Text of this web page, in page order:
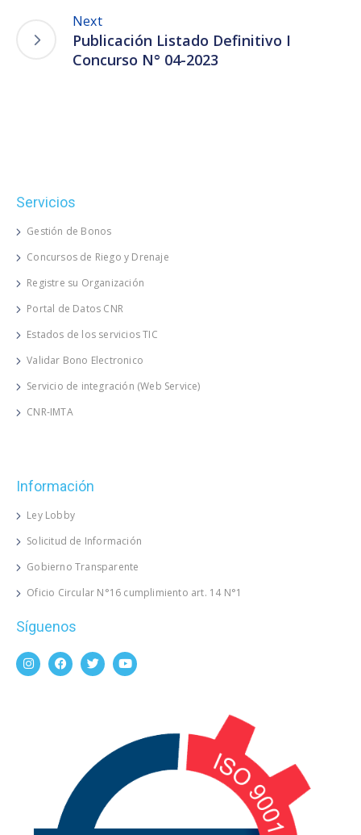
Next
Publicación Listado Definitivo I
Concurso N° 04-2023
Servicios
Gestión de Bonos
Concursos de Riego y Drenaje
Registre su Organización
Portal de Datos CNR
Estados de los servicios TIC
Validar Bono Electronico
Servicio de integración (Web Service)
CNR-IMTA
Información
Ley Lobby
Solicitud de Información
Gobierno Transparente
Oficio Circular N°16 cumplimiento art. 14 N°1
Síguenos